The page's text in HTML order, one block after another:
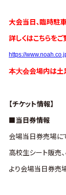
公
式
サ
イ
ト
大会当日、臨時駐
詳しくはこちらをご
https://
本大会会場内は土
【チケット情報】
■当日券情報
会場当日券売場に
高校生シート販売
より会場当日券売